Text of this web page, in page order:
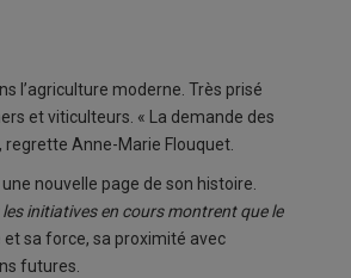
l’agriculture moderne. Très prisé
et viticulteurs. « La demande des
Anne-Marie Flouquet.
nouvelle page de son histoire.
les initiatives en cours montrent que le
sa force, sa proximité avec
futures.